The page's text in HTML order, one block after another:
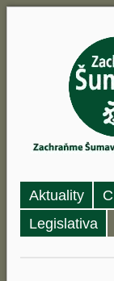
Aktuality
Legislativa